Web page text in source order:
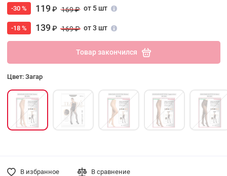
-30 % 119₽ 169 ₽ от 5 шт
-18 % 139₽ 169 ₽ от 3 шт
Товар закончился
Цвет: Загар
В избранное В сравнение